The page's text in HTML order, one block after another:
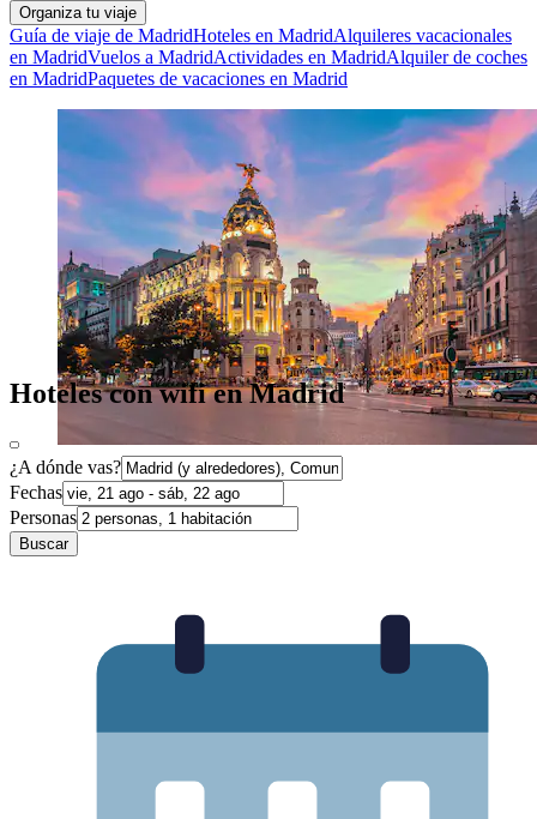
Organiza tu viaje
Guía de viaje de MadridHoteles en MadridAlquileres vacacionales
en MadridVuelos a MadridActividades en MadridAlquiler de coches
en MadridPaquetes de vacaciones en Madrid
Hoteles con wifi en Madrid
¿A dónde vas?
Fechas
Personas
Buscar